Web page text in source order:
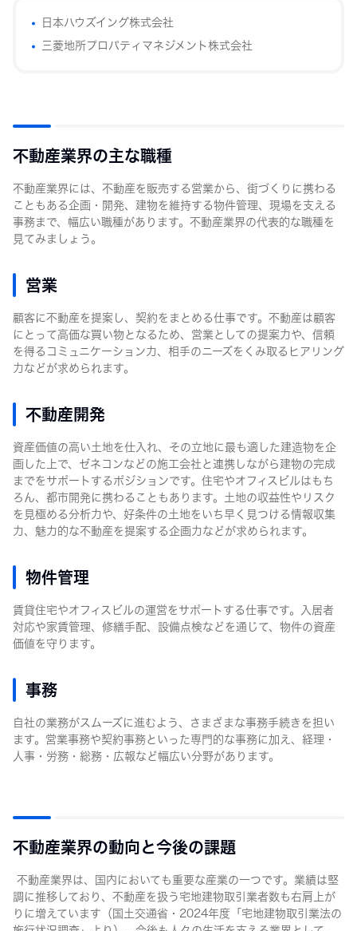
日本ハウズイング株式会社
三菱地所プロパティマネジメント株式会社
不動産業界の主な職種
不動産業界には、不動産を販売する営業から、街づくりに携わる
こともある企画・開発、建物を維持する物件管理、現場を支える
事務まで、幅広い職種があります。不動産業界の代表的な職種を
見てみましょう。
営業
顧客に不動産を提案し、契約をまとめる仕事です。不動産は顧客
にとって高価な買い物となるため、営業としての提案力や、信頼
を得るコミュニケーション力、相手のニーズをくみ取るヒアリング
力などが求められます。
不動産開発
資産価値の高い土地を仕入れ、その立地に最も適した建造物を企
画した上で、ゼネコンなどの施工会社と連携しながら建物の完成
までをサポートするポジションです。住宅やオフィスビルはもち
ろん、都市開発に携わることもあります。土地の収益性やリスク
を見極める分析力や、好条件の土地をいち早く見つける情報収集
力、魅力的な不動産を提案する企画力などが求められます。
物件管理
賃貸住宅やオフィスビルの運営をサポートする仕事です。入居者
対応や家賃管理、修繕手配、設備点検などを通じて、物件の資産
価値を守ります。
事務
自社の業務がスムーズに進むよう、さまざまな事務手続きを担い
ます。営業事務や契約事務といった専門的な事務に加え、経理・
人事・労務・総務・広報など幅広い分野があります。
不動産業界の動向と今後の課題
不動産業界は、国内においても重要な産業の一つです。業績は堅
調に推移しており、不動産を扱う宅地建物取引業者数も右肩上が
りに増えています（国土交通省・2024年度「宅地建物取引業法の